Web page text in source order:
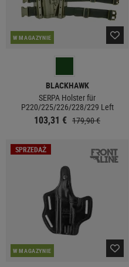
W MAGAZYNIE
BLACKHAWK
SERPA Holster für
P220/225/226/228/229 Left
103,31 € 179,90 €
SPRZEDAŻ
W MAGAZYNIE